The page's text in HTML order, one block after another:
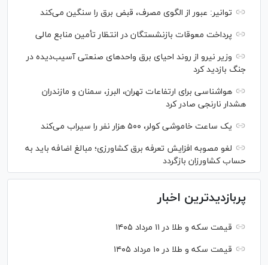
توانیر: عبور از الگوی مصرف، قبض برق را سنگین می‌کند
پرداخت معوقات بازنشستگان در انتظار تأمین منابع مالی
وزیر نیرو از روند احیای برق واحدهای صنعتی آسیب‌دیده در
جنگ بازدید کرد
هواشناسی برای ارتفاعات تهران، البرز، سمنان و مازندران
هشدار نارنجی صادر کرد
یک ساعت خاموشی کولر، ۵۰۰ هزار نفر را سیراب می‌کند
لغو مصوبه افزایش تعرفه برق کشاورزی؛ مبالغ اضافه باید به
حساب کشاورزان بازگردد
پربازدیدترین اخبار
قیمت سکه و طلا در ۱۱ مرداد ۱۴۰۵
قیمت سکه و طلا در ۱۰ مرداد ۱۴۰۵